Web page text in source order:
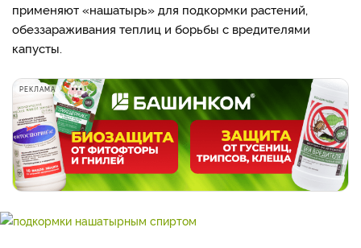
применяют «нашатырь» для подкормки растений,
обеззараживания теплиц и борьбы с вредителями
капусты.
РЕКЛАМА